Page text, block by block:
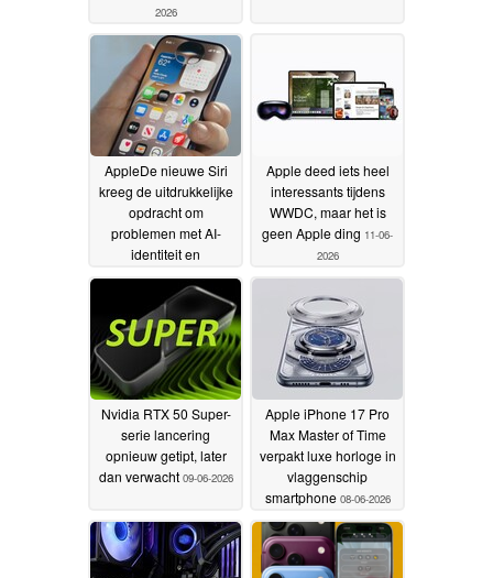
2026
AppleDe nieuwe Siri
kreeg de uitdrukkelijke
opdracht om
problemen met AI-
identiteit en
vooringenomenheid te
voorkomen in de iOS
27-update12-06-2026
Apple deed iets heel
interessants tijdens
WWDC, maar het is
geen Apple ding 11-06-
2026
Nvidia RTX 50 Super-
serie lancering
opnieuw getipt, later
dan verwacht 09-06-2026
Apple iPhone 17 Pro
Max Master of Time
verpakt luxe horloge in
vlaggenschip
smartphone 08-06-2026